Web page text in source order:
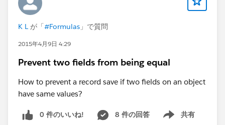
K L が「#Formulas 」で質問
2015年4月9日 4:29
Prevent two fields from being equal
How to prevent a record save if two fields on an object
have same values?
0 件のいいね! 8 件の回答 共有
Show menu